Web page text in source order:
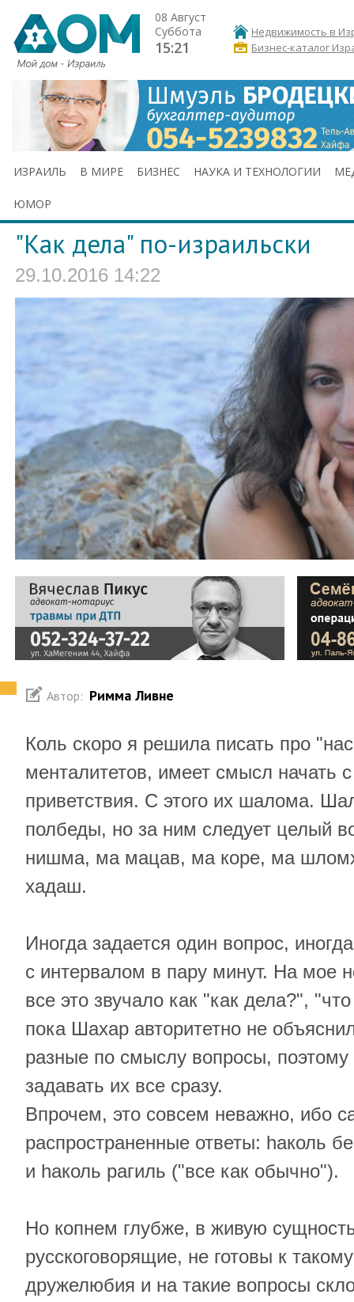
08 Август
Суббота
15:21
Недвижимость в
Бизнес-каталог
ИЗРАИЛЬ В МИРЕ БИЗНЕС НАУКА И ТЕХНОЛОГИИ
ЮМОР
"Как дела" по-израильски
29.10.2016 14:22
Автор: Римма Ливне
Коль скоро я решила писать про
менталитетов, имеет смысл начать
приветствия. С этого их шалома.
полбеды, но за ним следует целый
нишма, ма мацав, ма коре, ма
хадаш.
Иногда задается один вопрос,
с интервалом в пару минут. На мое
все это звучало как "как дела?",
пока Шахар авторитетно не
разные по смыслу вопросы,
задавать их все сразу.
Впрочем, это совсем неважно, ибо
распространенные ответы: hаколь
и hаколь рагиль ("все как обычно").
Но копнем глубже, в живую
русскоговорящие, не готовы к
дружелюбия и на такие вопросы